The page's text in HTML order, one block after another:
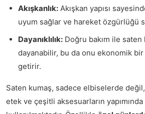
Akışkanlık: Akışkan yapısı
uyum sağlar ve hareket özgürlüğü
Dayanıklılık: Doğru bakım ile
dayanabilir, bu da onu ekonomik
getirir.
Saten kumaş, sadece elbiselerde
etek ve çeşitli aksesuarların yapımında